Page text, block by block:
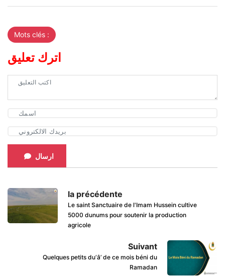
Mots clés :
اترك تعليق
ارسال
la précédente
Le saint Sanctuaire de l'Imam Hussein cultive
5000 dunums pour soutenir la production
agricole
Suivant
Quelques petits du‘â’ de ce mois béni du
Ramadan